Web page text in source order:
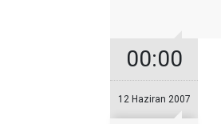
00:00
12 Haziran 2007